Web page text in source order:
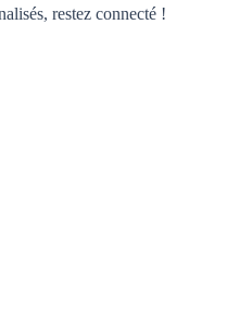
restez connecté !